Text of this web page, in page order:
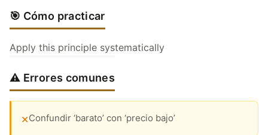
🎯 Cómo practicar
Apply this principle systematically
⚠️ Errores comunes
✕Confundir ‘barato’ con ‘precio bajo’